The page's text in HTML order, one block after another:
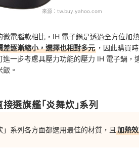
來源： tw.buy.yahoo.com
電腦款相比，IH 電子鍋是透過全方位加
差逐漸縮小，選擇也相對多元 ，因此購買
進一步考慮具壓力功能的壓力 IH 電子鍋
。
選旗艦「炎舞炊」系列
」系列各方面都選用最佳的材質，且 加熱